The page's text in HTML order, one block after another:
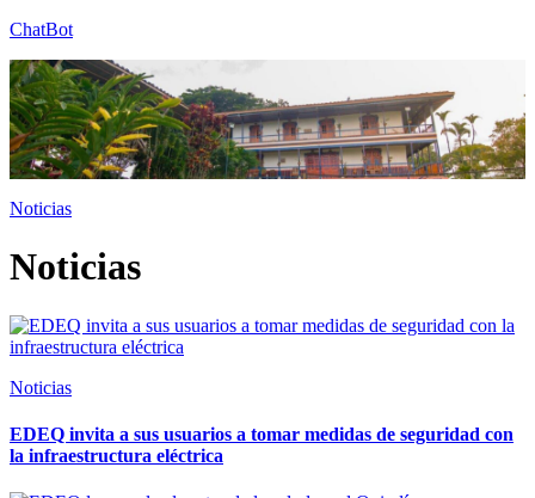
ChatBot
Noticias
Noticias
Noticias
EDEQ invita a sus usuarios a tomar medidas de seguridad con
la infraestructura eléctrica